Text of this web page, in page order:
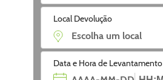
Local Devolução
Data e Hora de Levantamento